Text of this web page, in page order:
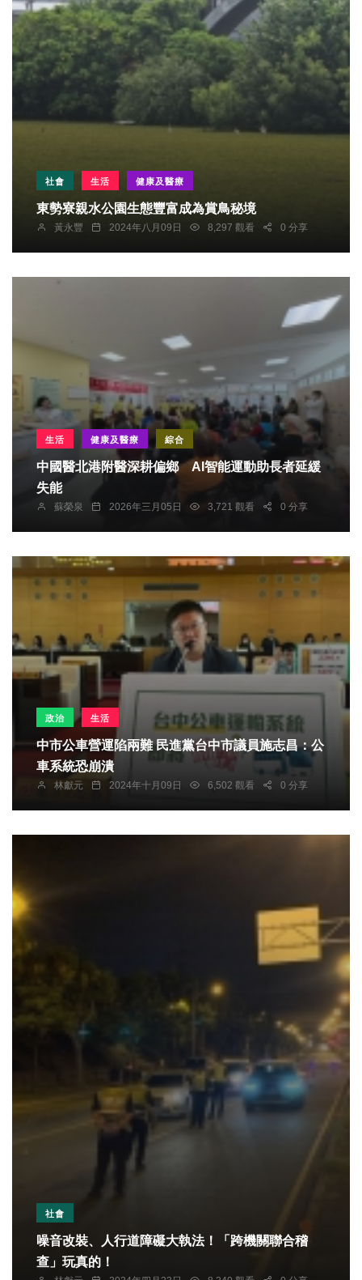
社會 生活 健康及醫療
東勢寮親水公園生態豐富成為賞鳥秘境
黃永豐 2024年八月09日 8,297 觀看 0 分享
生活 健康及醫療 綜合
中國醫北港附醫深耕偏鄉 AI智能運動助長者延緩
失能
蘇榮泉 2026年三月05日 3,721 觀看 0 分享
政治 生活
中市公車營運陷兩難 民進黨台中市議員施志昌：公
車系統恐崩潰
林獻元 2024年十月09日 6,502 觀看 0 分享
社會
噪音改裝、人行道障礙大執法！「跨機關聯合稽
查」玩真的！